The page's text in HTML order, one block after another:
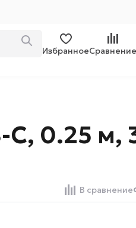
ИзбранноеСравнение
C, 0.25 м,
В сравнение